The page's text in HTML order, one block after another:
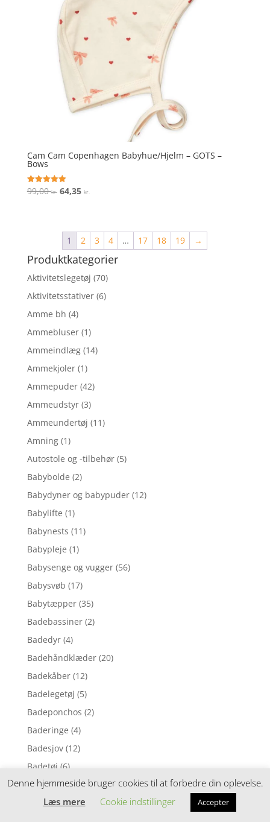
Cam Cam Copenhagen Babyhue/Hjelm – GOTS –
Bows
Vurderet
5
99,00kr. Den
var:
99,00 kr..
64,35 kr.
er:
64,35 kr..
1 2 3 4 … 17 18 19 →
Produktkategorier
Aktivitetslegetøj (70)
Aktivitetsstativer (6)
Amme bh (4)
Ammebluser (1)
Ammeindlæg (14)
Ammekjoler (1)
Ammepuder (42)
Ammeudstyr (3)
Ammeundertøj (11)
Amning (1)
Autostole og -tilbehør (5)
Babybolde (2)
Babydyner og babypuder (12)
Babylifte (1)
Babynests (11)
Babypleje (1)
Babysenge og vugger (56)
Babysvøb (17)
Babytæpper (35)
Badebassiner (2)
Badedyr (4)
Badehåndklæder (20)
Badekåber (12)
Badelegetøj (5)
Badeponchos (2)
Baderinge (4)
Badesjov (12)
Badetøj (6)
Badeudstyr (8)
Badevinger (4)
Denne hjemmeside bruger cookies til at forbedre din oplevelse.
Læs mere
Cookie indstillinger Accepter